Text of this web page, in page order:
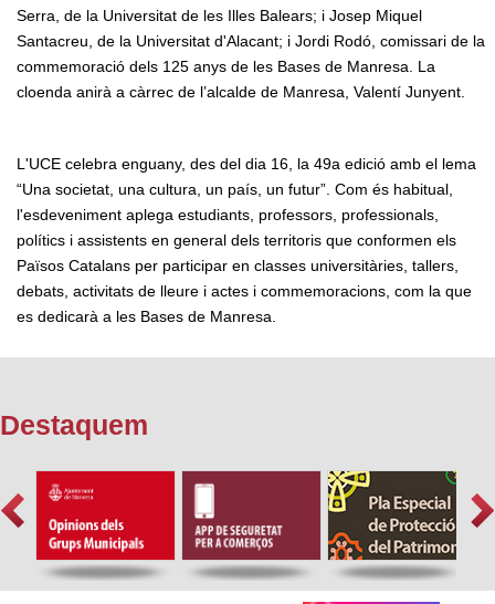
Serra, de la Universitat de les Illes Balears; i Josep Miquel
Santacreu, de la Universitat d'Alacant; i Jordi Rodó, comissari de la
commemoració dels 125 anys de les Bases de Manresa. La
cloenda anirà a càrrec de l’alcalde de Manresa, Valentí Junyent.
L'UCE celebra enguany, des del dia 16, la 49a edició amb el lema
“Una societat, una cultura, un país, un futur”. Com és habitual,
l'esdeveniment aplega estudiants, professors, professionals,
polítics i assistents en general dels territoris que conformen els
Països Catalans per participar en classes universitàries, tallers,
debats, activitats de lleure i actes i commemoracions, com la que
es dedicarà a les Bases de Manresa.
Destaquem